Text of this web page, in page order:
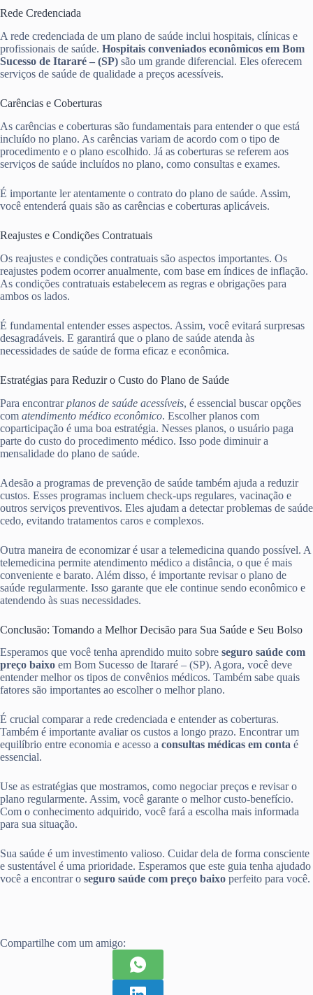
Rede Credenciada
A rede credenciada de um plano de saúde inclui hospitais, clínicas e
profissionais de saúde. Hospitais conveniados econômicos em Bom
Sucesso de Itararé – (SP) são um grande diferencial. Eles oferecem
serviços de saúde de qualidade a preços acessíveis.
Carências e Coberturas
As carências e coberturas são fundamentais para entender o que está
incluído no plano. As carências variam de acordo com o tipo de
procedimento e o plano escolhido. Já as coberturas se referem aos
serviços de saúde incluídos no plano, como consultas e exames.
É importante ler atentamente o contrato do plano de saúde. Assim,
você entenderá quais são as carências e coberturas aplicáveis.
Reajustes e Condições Contratuais
Os reajustes e condições contratuais são aspectos importantes. Os
reajustes podem ocorrer anualmente, com base em índices de inflação.
As condições contratuais estabelecem as regras e obrigações para
ambos os lados.
É fundamental entender esses aspectos. Assim, você evitará surpresas
desagradáveis. E garantirá que o plano de saúde atenda às
necessidades de saúde de forma eficaz e econômica.
Estratégias para Reduzir o Custo do Plano de Saúde
Para encontrarplanos de saúde acessíveis, é essencial buscar opções
com atendimento médico econômico. Escolher planos com
coparticipação é uma boa estratégia. Nesses planos, o usuário paga
parte do custo do procedimento médico. Isso pode diminuir a
mensalidade do plano de saúde.
Adesão a programas de prevenção de saúde também ajuda a reduzir
custos. Esses programas incluem check-ups regulares, vacinação e
outros serviços preventivos. Eles ajudam a detectar problemas de saúde
cedo, evitando tratamentos caros e complexos.
Outra maneira de economizar é usar a telemedicina quando possível. A
telemedicina permite atendimento médico a distância, o que é mais
conveniente e barato. Além disso, é importante revisar o plano de
saúde regularmente. Isso garante que ele continue sendo econômico e
atendendo às suas necessidades.
Conclusão: Tomando a Melhor Decisão para Sua Saúde e Seu Bolso
Esperamos que você tenha aprendido muito sobre seguro saúde com
preço baixo em Bom Sucesso de Itararé – (SP). Agora, você deve
entender melhor os tipos de convênios médicos. Também sabe quais
fatores são importantes ao escolher o melhor plano.
É crucial comparar a rede credenciada e entender as coberturas.
Também é importante avaliar os custos a longo prazo. Encontrar um
equilíbrio entre economia e acesso a consultas médicas em conta é
essencial.
Use as estratégias que mostramos, como negociar preços e revisar o
plano regularmente. Assim, você garante o melhor custo-benefício.
Com o conhecimento adquirido, você fará a escolha mais informada
para sua situação.
Sua saúde é um investimento valioso. Cuidar dela de forma consciente
e sustentável é uma prioridade. Esperamos que este guia tenha ajudado
você a encontrar o seguro saúde com preço baixo perfeito para você.
Compartilhe com um amigo: